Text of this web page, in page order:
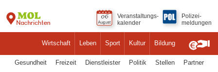
Wirtschaft Leben Sport Kultur Bildung
Veranstaltungs-
kalender
Polizei-
meldungen
Gesundheit Freizeit Dienstleister Politik Stellen Partner